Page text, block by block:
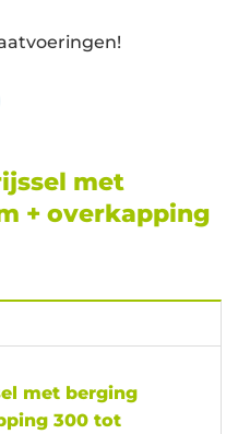
met
+ overkapping
met berging
300 tot